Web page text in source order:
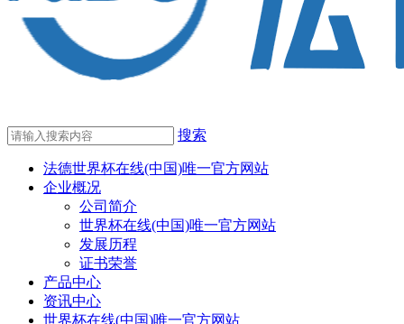
搜索
法德世界杯在线(中国)唯一官方网站
企业概况
公司简介
世界杯在线(中国)唯一官方网站
发展历程
证书荣誉
产品中心
资讯中心
世界杯在线(中国)唯一官方网站